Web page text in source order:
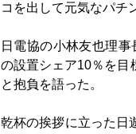
コを出して元気なパチ
日電協の小林友也理
の設置シェア10％を目
と抱負を語った。
乾杯の挨拶に立った日